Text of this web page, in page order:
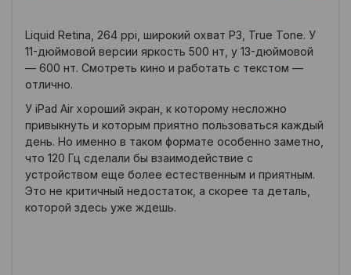
Liquid Retina, 264 ppi, широкий охват P3, True Tone. У
11-дюймовой версии яркость 500 нт, у 13-дюймовой
— 600 нт. Смотреть кино и работать с текстом —
отлично.
У iPad Air хороший экран, к которому несложно
привыкнуть и которым приятно пользоваться каждый
день. Но именно в таком формате особенно заметно,
что 120 Гц сделали бы взаимодействие с
устройством еще более естественным и приятным.
Это не критичный недостаток, а скорее та деталь,
которой здесь уже ждешь.